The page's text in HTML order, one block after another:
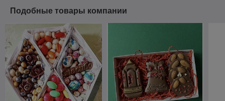
Подобные товары компании